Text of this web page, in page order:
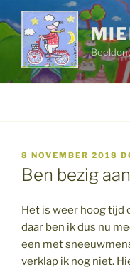
naar
de
inhoud
GEPLAATST
OP
8 NOVEMBER 2018
Ben bezig
Het is weer hoog tijd
daar ben ik dus nu
een met
verklap ik nog niet.